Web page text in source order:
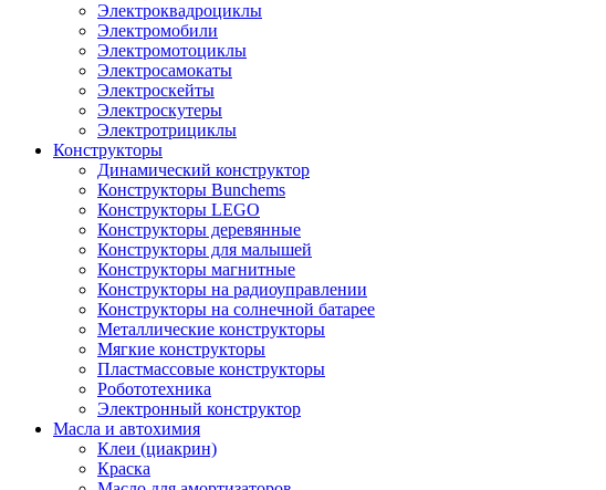
Электроквадроциклы
Электромобили
Электромотоциклы
Электросамокаты
Электроскейты
Электроскутеры
Электротрициклы
Конструкторы
Динамический конструктор
Конструкторы Bunchems
Конструкторы LEGO
Конструкторы деревянные
Конструкторы для малышей
Конструкторы магнитные
Конструкторы на радиоуправлении
Конструкторы на солнечной батарее
Металлические конструкторы
Мягкие конструкторы
Пластмассовые конструкторы
Робототехника
Электронный конструктор
Масла и автохимия
Клеи (циакрин)
Краска